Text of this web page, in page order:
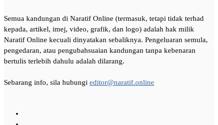
Semua kandungan di Naratif Online (termasuk, tetapi tidak terhad
kepada, artikel, imej, video, grafik, dan logo) adalah hak milik
Naratif Online kecuali dinyatakan sebaliknya. Pengeluaran semula,
pengedaran, atau pengubahsuaian kandungan tanpa kebenaran
bertulis terlebih dahulu adalah dilarang.
Sebarang info, sila hubungi editor@naratif.online